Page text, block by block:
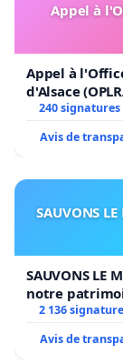
Appel à
Appel à
d'Alsace
240 signatures
Avis de
SAUVONS
SAUVONS LE
notre
2 136
Avis de